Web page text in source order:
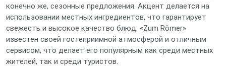
конечно же, сезонные предложения. Акцент делается на
использовании местных ингредиентов, что гарантирует
свежесть и высокое качество блюд. «Zum Römer»
известен своей гостеприимной атмосферой и отличным
сервисом, что делает его популярным как среди местных
жителей, так и среди туристов.